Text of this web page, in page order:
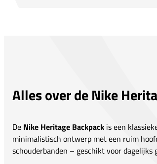
Alles over de Nike
De Nike Heritage Backpack is een
minimalistisch ontwerp met een ruim
schouderbanden – geschikt voor dagelijks